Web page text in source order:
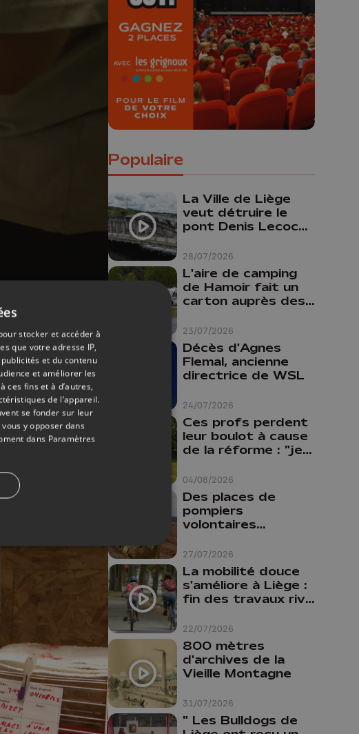
due à un coup
de chaleur et qu'il
Concours permanent - 2 places à
gagner chaque semaine !
Populaire
28/07/2026
La Ville de Liège
veut détruire le
pont Denis Lecocq
budget pour le
faire
23/07/2026
L'aire de camping
de Hamoir fait un
carton auprès des
24/07/2026
Décès d'Agnes
Flemal, ancienne
directrice de WSL
04/08/2026
Ces profs perdent
leur boulot à cause
de la réforme : "je
comme prof que
comme
pharmacienne"
27/07/2026
Des places de
pompiers
volontaires
province de Liège :
"Un citoyen qui
n'est formé ne
peut pas nous
aider"
22/07/2026
La mobilité douce
s'améliore à Liège :
fin des travaux rive
cyclo-piétonnes
Avroy et
Guillemins...
31/07/2026
800 mètres
d'archives de la
Vieille Montagne
" Les Bulldogs de
stocker et accéder à
que votre adresse IP,
et du contenu
et améliorer les
ces fins et à d’autres,
de l’appareil.
se fonder sur leur
y opposer dans
dans Paramètres